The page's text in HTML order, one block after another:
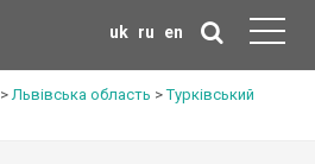
uk ru en
>Львівська область >Турківський